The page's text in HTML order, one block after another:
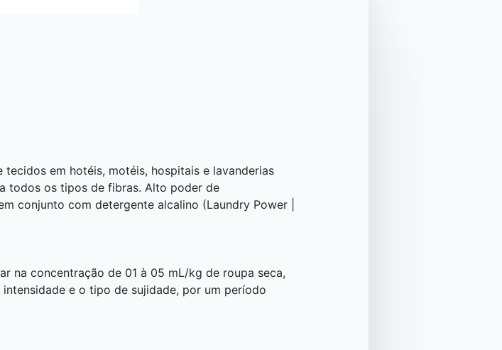
em hotéis, motéis, hospitais e lavanderias
todos os tipos de fibras. Alto poder de
conjunto com detergente alcalino (Laundry Power |
na concentração de 01 à 05 mL/kg de roupa seca,
e o tipo de sujidade, por um período